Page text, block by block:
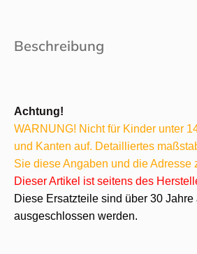
Beschreibung
Achtung!
WARNUNG! Nicht für Kinder unter
und Kanten auf. Detailliertes
Sie diese Angaben und die Adresse
Dieser Artikel ist seitens des
Diese Ersatzteile sind über 30
ausgeschlossen werden.